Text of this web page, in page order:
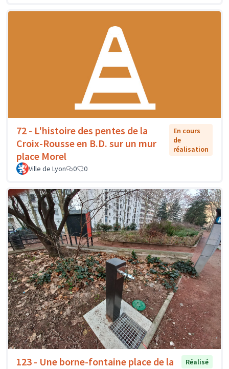
72 - L'histoire des pentes de la
Croix-Rousse en B.D. sur un mur
place Morel
En cours
de
réalisation
Ville de Lyon 0 0
123 - Une borne-fontaine place de la
Réalisé